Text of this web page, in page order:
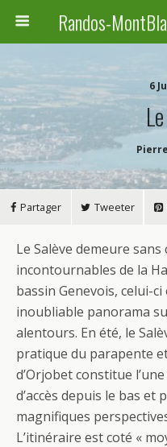
6
Partager Tweeter
Le Salève demeure sans
incontournables de la
bassin Genevois, celui-
inoubliable panorama
alentours. En été, le
pratique du parapente
d’Orjobet constitue
d’accès depuis le bas et
magnifiques
L’itinéraire est coté «